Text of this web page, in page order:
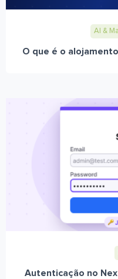
AI &
O que é o
Autenticação no